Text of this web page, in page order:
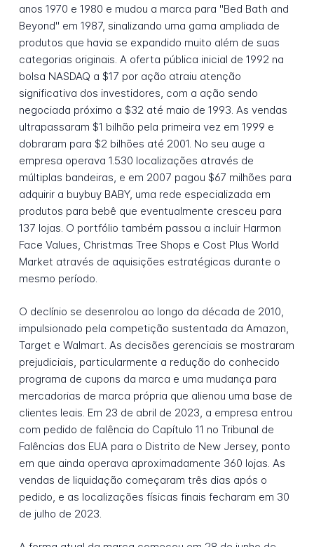
anos 1970 e 1980 e mudou a marca para "Bed Bath and
Beyond" em 1987, sinalizando uma gama ampliada de
produtos que havia se expandido muito além de suas
categorias originais. A oferta pública inicial de 1992 na
bolsa NASDAQ a $17 por ação atraiu atenção
significativa dos investidores, com a ação sendo
negociada próximo a $32 até maio de 1993. As vendas
ultrapassaram $1 bilhão pela primeira vez em 1999 e
dobraram para $2 bilhões até 2001. No seu auge a
empresa operava 1.530 localizações através de
múltiplas bandeiras, e em 2007 pagou $67 milhões para
adquirir a buybuy BABY, uma rede especializada em
produtos para bebê que eventualmente cresceu para
137 lojas. O portfólio também passou a incluir Harmon
Face Values, Christmas Tree Shops e Cost Plus World
Market através de aquisições estratégicas durante o
mesmo período.
O declínio se desenrolou ao longo da década de 2010,
impulsionado pela competição sustentada da Amazon,
Target e Walmart. As decisões gerenciais se mostraram
prejudiciais, particularmente a redução do conhecido
programa de cupons da marca e uma mudança para
mercadorias de marca própria que alienou uma base de
clientes leais. Em 23 de abril de 2023, a empresa entrou
com pedido de falência do Capítulo 11 no Tribunal de
Falências dos EUA para o Distrito de New Jersey, ponto
em que ainda operava aproximadamente 360 lojas. As
vendas de liquidação começaram três dias após o
pedido, e as localizações físicas finais fecharam em 30
de julho de 2023.